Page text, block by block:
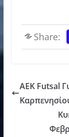
Share:
AEK Futsal